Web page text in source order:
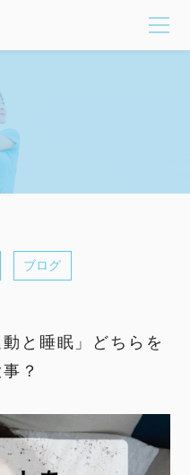
ブログ
と睡眠」どちらを
？